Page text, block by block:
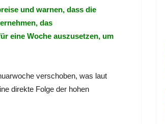
und warnen, dass die
das
eine Woche auszusetzen, um
verschoben, was laut
direkte Folge der hohen